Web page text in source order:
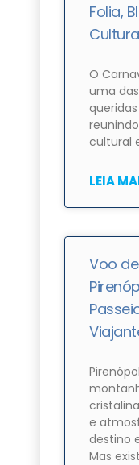
Folia,
O
uma
cultural
LEIA
Voo
e
destino
Mas